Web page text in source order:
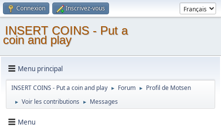
Connexion Inscrivez-vous
INSERT COINS - Put a
coin and play
Menu principal
INSERT COINS - Put a coin and play ► Forum ► Profil de Motsen
► Voir les contributions ► Messages
Menu